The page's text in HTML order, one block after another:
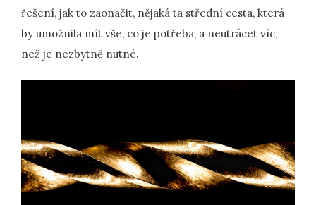
řešení, jak to zaonačit, nějaká ta střední cesta, která
by umožnila mít vše, co je potřeba, a neutrácet víc,
než je nezbytně nutné.